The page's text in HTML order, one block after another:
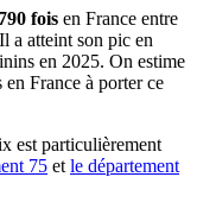
fois en France entre
a atteint son pic en
en 2025. On estime
France à porter ce
est particulièrement
75 et le département